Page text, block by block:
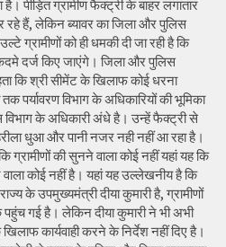
है। पीड़ित ग्रामीण फैक्ट्री के बाहर लगातार
रहे हैं, लेकिन ब्यावर का जिला और पुलिस
ग्रामीणों को ही धमकी दी जा रही है कि
दर्ज किए जाएंगे। जिला और पुलिस
कि श्री सीमेंट के खिलाफ कोई धरना
पर्यावरण विभाग के अधिकारियों की भूमिका
विभाग के अधिकारी अंधे है। उन्हें फैक्ट्री से
धुआ और पानी नजर नही नहीं आ रहा है।
ग्रामीणों की सुनने वाला कोई नहीं यहां यह कि
वाला कोई नहीं है। यहां यह उल्लेखनीय है कि
के उपमुख्यमंत्री दीया कुमारी है, ग्रामीणों
पहुंच गई है। लेकिन दीया कुमारी ने भी अभी
कार्यवाही करने के निर्देश नहीं दिए है।